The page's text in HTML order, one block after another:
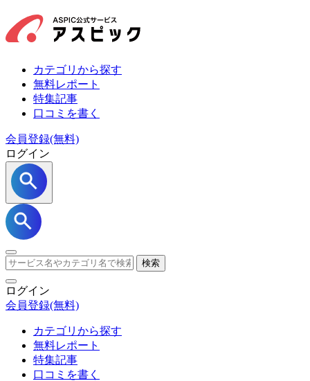
カテゴリから探す
無料レポート
特集記事
口コミを書く
会員登録(無料)
ログイン
検索
ログイン
会員登録(無料)
カテゴリから探す
無料レポート
特集記事
口コミを書く